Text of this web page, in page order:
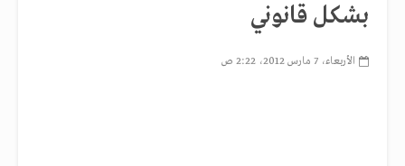
بشكل قانوني
الأربعاء، 7 مارس 2012، 2:22 ص